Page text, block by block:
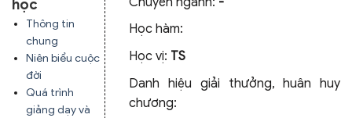
học
Thông tin
chung
Niên biểu cuộc
đời
Quá trình
giảng dạy và
Học hàm:
Học vị: TS
Danh hiệu giải thưởng, huân huy
chương: